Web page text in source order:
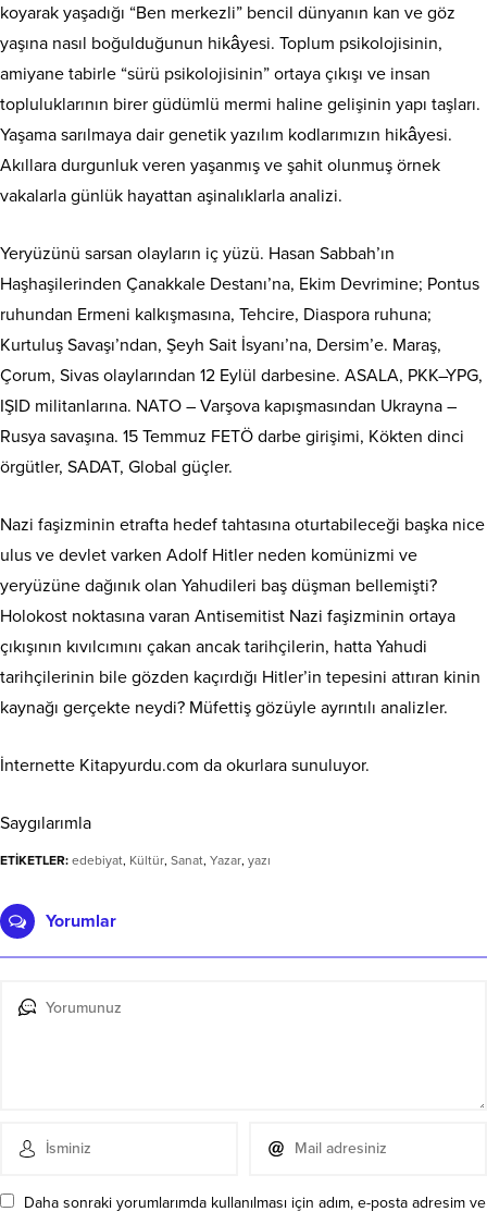
koyarak yaşadığı “Ben merkezli” bencil dünyanın kan ve göz
yaşına nasıl boğulduğunun hikâyesi. Toplum psikolojisinin,
amiyane tabirle “sürü psikolojisinin” ortaya çıkışı ve insan
topluluklarının birer güdümlü mermi haline gelişinin yapı taşları.
Yaşama sarılmaya dair genetik yazılım kodlarımızın hikâyesi.
Akıllara durgunluk veren yaşanmış ve şahit olunmuş örnek
vakalarla günlük hayattan aşinalıklarla analizi.
Yeryüzünü sarsan olayların iç yüzü. Hasan Sabbah’ın
Haşhaşilerinden Çanakkale Destanı’na, Ekim Devrimine; Pontus
ruhundan Ermeni kalkışmasına, Tehcire, Diaspora ruhuna;
Kurtuluş Savaşı’ndan, Şeyh Sait İsyanı’na, Dersim’e. Maraş,
Çorum, Sivas olaylarından 12 Eylül darbesine. ASALA, PKK–YPG,
IŞID militanlarına. NATO – Varşova kapışmasından Ukrayna –
Rusya savaşına. 15 Temmuz FETÖ darbe girişimi, Kökten dinci
örgütler, SADAT, Global güçler.
Nazi faşizminin etrafta hedef tahtasına oturtabileceği başka nice
ulus ve devlet varken Adolf Hitler neden komünizmi ve
yeryüzüne dağınık olan Yahudileri baş düşman bellemişti?
Holokost noktasına varan Antisemitist Nazi faşizminin ortaya
çıkışının kıvılcımını çakan ancak tarihçilerin, hatta Yahudi
tarihçilerinin bile gözden kaçırdığı Hitler’in tepesini attıran kinin
kaynağı gerçekte neydi? Müfettiş gözüyle ayrıntılı analizler.
İnternette Kitapyurdu.com da okurlara sunuluyor.
Saygılarımla
ETİKETLER: edebiyat, Kültür, Sanat, Yazar, yazı
Yorumlar
Daha sonraki yorumlarımda kullanılması için adım, e-posta adresim ve